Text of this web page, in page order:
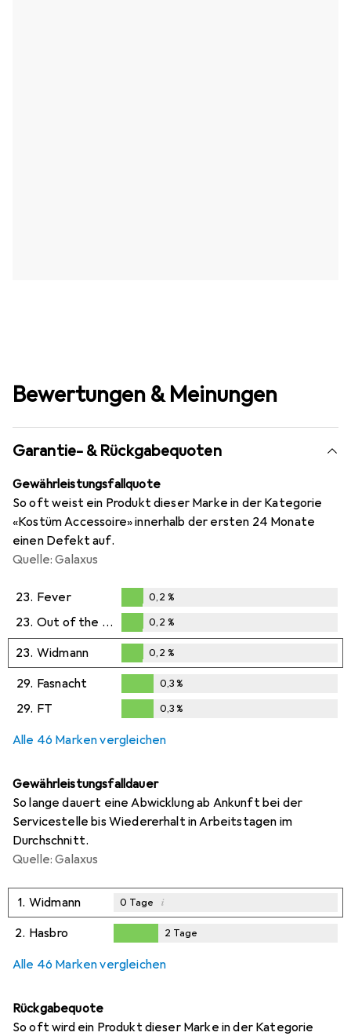
Bewertungen & Meinungen
Garantie- & Rückgabequoten
Gewährleistungsfallquote
So oft weist ein Produkt dieser Marke in der Kategorie
«Kostüm Accessoire» innerhalb der ersten 24 Monate
einen Defekt auf.
Quelle: Galaxus
23. Fever
0,2%
0,2 %
23. Out of the blue
0,2%
0,2 %
23. Widmann
0,2%
0,2 %
29. Fasnacht
0,3%
0,3%
29. FT 0,3%
Alle 46 Marken vergleichen
Gewährleistungsfalldauer
So lange dauert eine Abwicklung ab Ankunft bei der
Servicestelle bis Wiedererhalt in Arbeitstagen im
Durchschnitt.
Quelle: Galaxus
1. Widmann 0 Tage i
2. Hasbro 2 Tage
Alle 46 Marken vergleichen
Rückgabequote
So oft wird ein Produkt dieser Marke in der Kategorie